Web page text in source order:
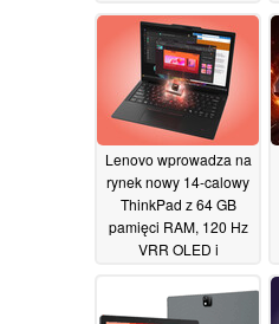
Lenovo wprowadza na
rynek nowy 14-calowy
ThinkPad z 64 GB
pamięci RAM, 120 Hz
VRR OLED i
01/06/2026